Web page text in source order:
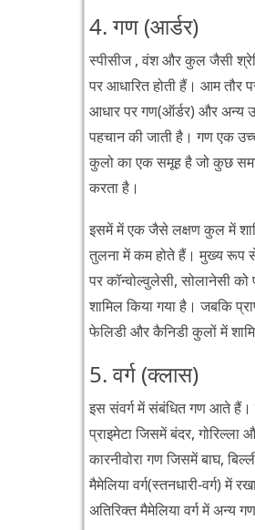
4. गण (आर्डर)
स्पीसीज , वंश और कुल जैसी
पर आधारित होती हैं। आम तौर
आधार पर गण(ऑर्डर) और अन्य
पहचान की जाती है। गण एक
कुलो का एक समूह है जो कुछ
करता है।
इसमें में एक जैसे लक्षण कुल में
तुलना में कम होते हैं। मुख्य रूप
पर कॉन्वोल्वुलेसी, सोलानेसी
शामिल किया गया है। जबकि
फेलिडी और कैनिडी कुलों में
5. वर्ग (क्लास)
इस संवर्ग में संबंधित गण आते हैं।
प्राइमेटा जिसमें बंदर, गोरिल्ला
कारनीवोरा गण जिसमें बाघ,
मैमेलिया वर्ग(स्तनधारी-वर्ग) में
अतिरिक्त मैमेलिया वर्ग में अन्य